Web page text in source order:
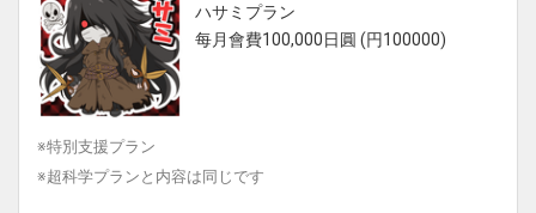
ハサミプラン
每月會費100,000日圓 (円100000)
※特別支援プラン
※超科学プランと内容は同じです